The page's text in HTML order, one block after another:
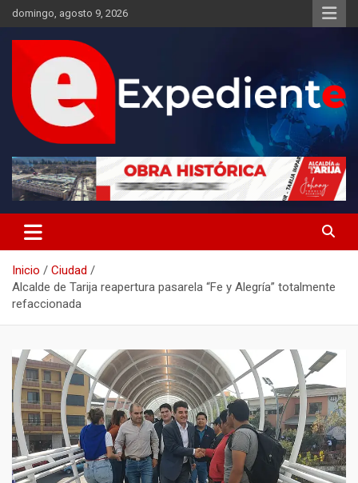
Saltar
al
contenido
domingo, agosto 9, 2026
Expediente
Inicio
Ciudad
Alcalde de Tarija reapertura pasarela “Fe y Alegría” totalmente
refaccionada